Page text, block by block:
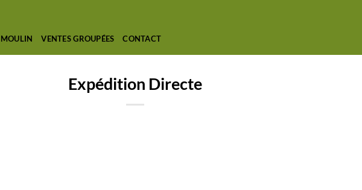
MOULIN VENTES GROUPÉES CONTACT
Expédition Directe